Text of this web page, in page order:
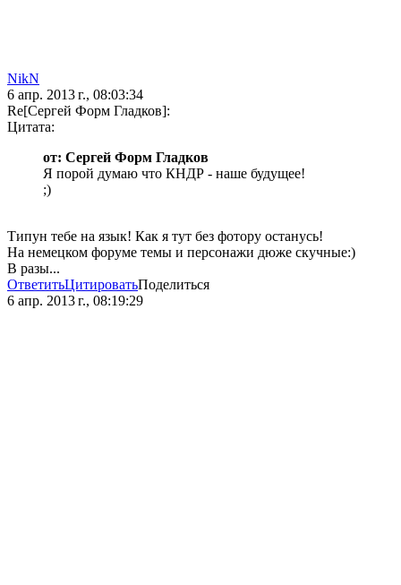
NikN
6 апр. 2013 г., 08:03:34
Re[Сергей Форм Гладков]:
Цитата:
от: Сергей Форм Гладков
Я порой думаю что КНДР - наше будущее!
;)
Типун тебе на язык! Как я тут без фотору останусь!
На немецком форуме темы и персонажи дюже скучные:)
В разы...
ОтветитьЦитироватьПоделиться
6 апр. 2013 г., 08:19:29